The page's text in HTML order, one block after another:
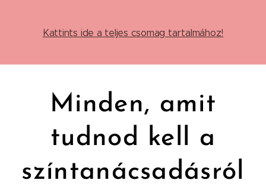
Kattints ide a teljes csomag tartalmához!
Minden, amit
tudnod kell a
színtanácsadásról